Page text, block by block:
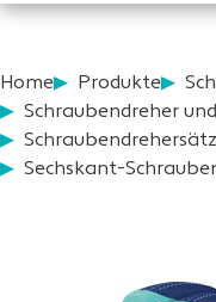
Home Produkte
Schraubendreher
Sechskant-